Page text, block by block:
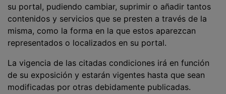
su portal, pudiendo cambiar, suprimir o añadir tantos
contenidos y servicios que se presten a través de la
misma, como la forma en la que estos aparezcan
representados o localizados en su portal.
La vigencia de las citadas condiciones irá en función
de su exposición y estarán vigentes hasta que sean
modificadas por otras debidamente publicadas.